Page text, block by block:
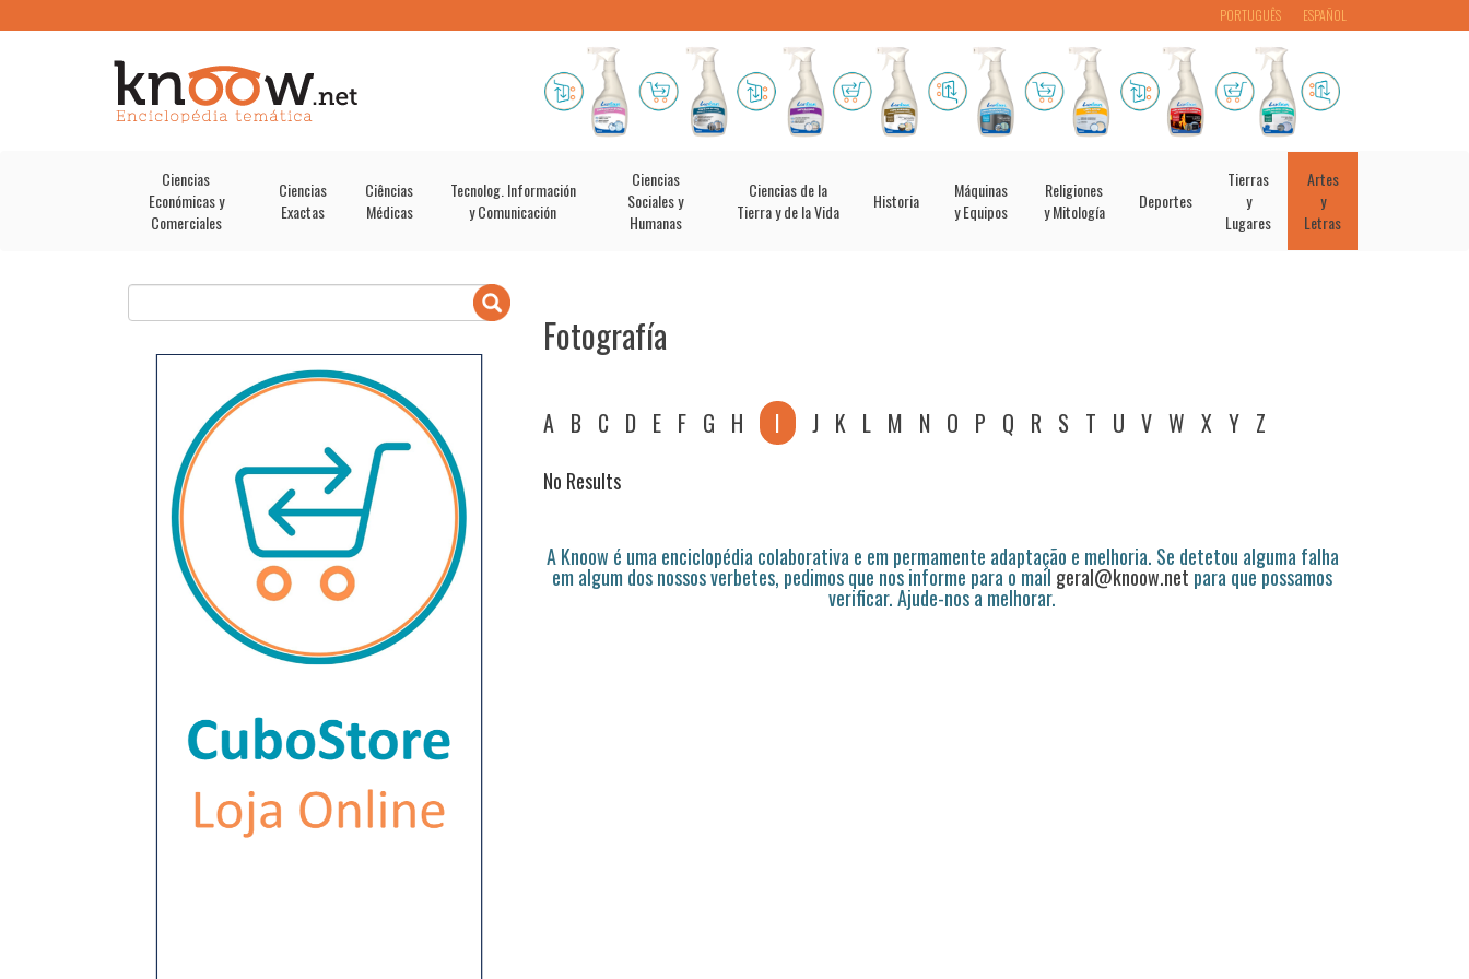
PORTUGUÊS ESPAÑOL
Ciencias
Económicas y
Comerciales
Ciencias
Exactas
Ciências
Médicas
Tecnolog. Información
y Comunicación
Ciencias
Sociales y
Humanas
Ciencias de la
Tierra y de la Vida
Historia
Máquinas
y Equipos
Religiones
y Mitología
Deportes
Tierras
y
Lugares
Artes
y
Letras
Fotografía
A B C D E F G H I J K L M N O P Q R S T U V W X Y Z
No Results
A Knoow é uma enciclopédia colaborativa e em permamente adaptação e melhoria. Se detetou alguma falha
em algum dos nossos verbetes, pedimos que nos informe para o mail geral@knoow.net para que possamos
verificar. Ajude-nos a melhorar.